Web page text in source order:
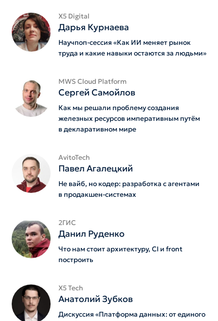
Х5 Digital
Дарья Курнаева
Научпоп-сессия «Как ИИ меняет рынок
труда и какие навыки остаются за людьми»
MWS Cloud Platform
Сергей Самойлов
Как мы решали проблему создания
железных ресурсов императивным путëм
в декларативном мире
AvitoTech
Павел Агалецкий
Не вайб, но кодер: разработка с агентами
в продакшен-системах
2ГИС
Данил Руденко
Что нам стоит архитектуру, CI и front
построить
X5 Tech
Анатолий Зубков
Дискуссия «Платформа данных: от единого